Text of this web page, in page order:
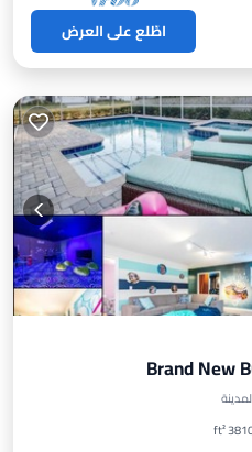
اطّلع على العرض
Brand New
موقف سيارات